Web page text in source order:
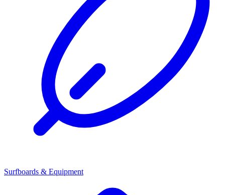
Surfboards & Equipment